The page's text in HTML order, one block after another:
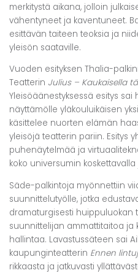
merkitystä aikana, jolloin
vähentyneet ja kaventuneet.
esittävän taiteen teoksia ja
yleisön saataville.
Vuoden esityksen Thalia-
Teatterin Julius – Kaukaisella
Yleisöäänestyksessä esitys sai
näyttämölle yläkouluikäisen
käsittelee nuorten elämän
yleisöjä teatterin pariin. Esitys
puhenäytelmää ja
koko universumin
Säde-palkintoja myönnettiin
suunnittelutyölle, jotka
dramaturgisesti huippuluokan
suunnittelijan ammattitaitoa ja
hallintaa. Lavastussäteen sai
kaupunginteatterin Ennen
rikkaasta ja jatkuvasti